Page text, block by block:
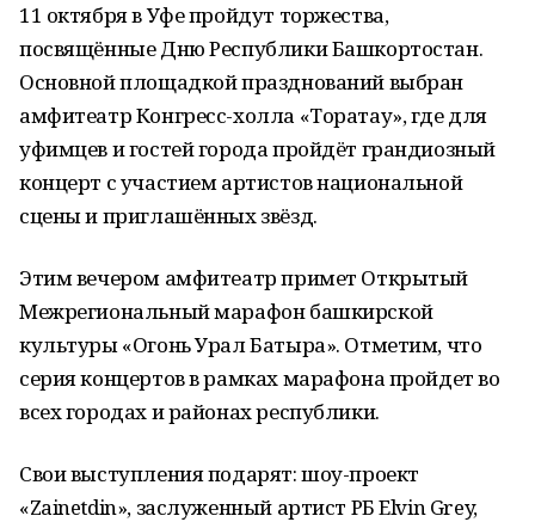
11 октября в Уфе пройдут торжества,
посвящённые Дню Республики Башкортостан.
Основной площадкой празднований выбран
амфитеатр Конгресс-холла «Торатау», где для
уфимцев и гостей города пройдёт грандиозный
концерт с участием артистов национальной
сцены и приглашённых звёзд.
Этим вечером амфитеатр примет Открытый
Межрегиональный марафон башкирской
культуры «Огонь Урал Батыра». Отметим, что
серия концертов в рамках марафона пройдет во
всех городах и районах республики.
Свои выступления подарят: шоу-проект
«Zainetdin», заслуженный артист РБ Elvin Grey,